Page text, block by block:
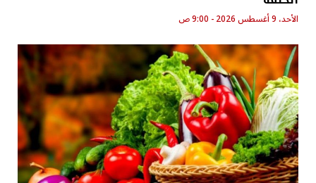
الأحد، 9 أغسطس 2026 - 9:00 ص